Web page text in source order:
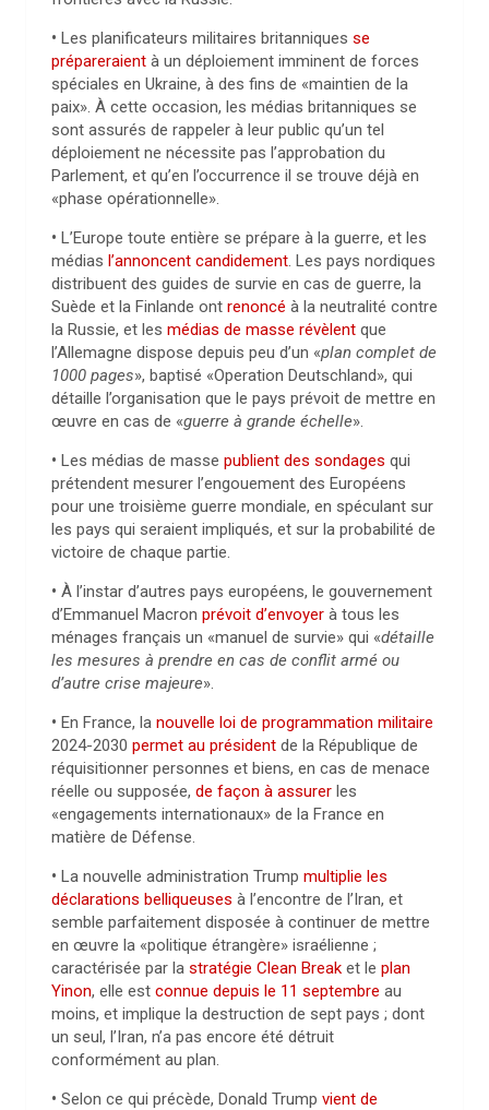
• Les planificateurs militaires britanniques se
prépareraient à un déploiement imminent de forces
spéciales en Ukraine, à des fins de «maintien de la
paix». À cette occasion, les médias britanniques se
sont assurés de rappeler à leur public qu’un tel
déploiement ne nécessite pas l’approbation du
Parlement, et qu’en l’occurrence il se trouve déjà en
«phase opérationnelle».
• L’Europe toute entière se prépare à la guerre, et les
médias l’annoncent candidement. Les pays nordiques
distribuent des guides de survie en cas de guerre, la
Suède et la Finlande ont renoncé à la neutralité contre
la Russie, et les médias de masse révèlent que
l’Allemagne dispose depuis peu d’un «plan complet de
1000 pages», baptisé «Operation Deutschland», qui
détaille l’organisation que le pays prévoit de mettre en
œuvre en cas de «guerre à grande échelle».
• Les médias de masse publient des sondages qui
prétendent mesurer l’engouement des Européens
pour une troisième guerre mondiale, en spéculant sur
les pays qui seraient impliqués, et sur la probabilité de
victoire de chaque partie.
• À l’instar d’autres pays européens, le gouvernement
d’Emmanuel Macron prévoit d’envoyer à tous les
ménages français un «manuel de survie» qui «détaille
les mesures à prendre en cas de conflit armé ou
d’autre crise majeure».
• En France, la nouvelle loi de programmation militaire
2024-2030 permet au président de la République de
réquisitionner personnes et biens, en cas de menace
réelle ou supposée, de façon à assurer les
«engagements internationaux» de la France en
matière de Défense.
• La nouvelle administration Trump multiplie les
déclarations belliqueuses à l’encontre de l’Iran, et
semble parfaitement disposée à continuer de mettre
en œuvre la «politique étrangère» israélienne ;
caractérisée par la stratégie Clean Break et le plan
Yinon, elle est connue depuis le 11 septembre au
moins, et implique la destruction de sept pays ; dont
un seul, l’Iran, n’a pas encore été détruit
conformément au plan.
• Selon ce qui précède, Donald Trump vient de